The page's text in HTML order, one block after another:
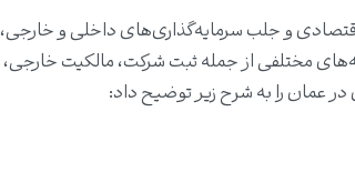
و جلب سرمایه‌گذاری‌های داخلی و
مختلفی از جمله ثبت شرکت، مالکیت خارجی،
عمان را به شرح زیر توضیح داد: